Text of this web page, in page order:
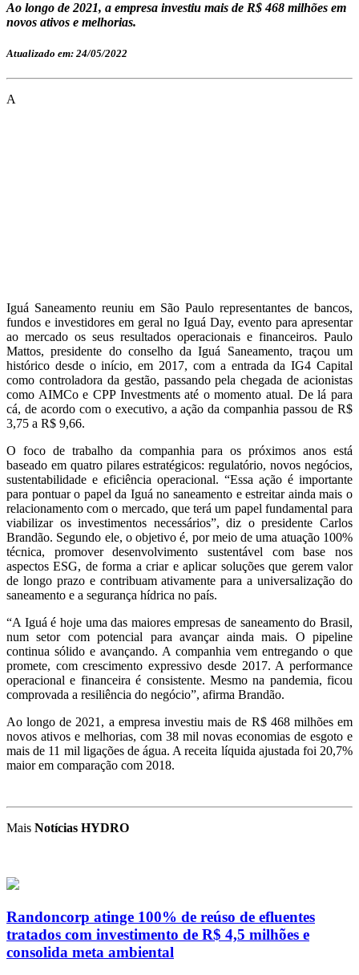
Ao longo de 2021, a empresa investiu mais de R$ 468 milhões em
novos ativos e melhorias.
Atualizado em: 24/05/2022
A
Iguá Saneamento reuniu em São Paulo representantes de bancos,
fundos e investidores em geral no Iguá Day, evento para apresentar
ao mercado os seus resultados operacionais e financeiros. Paulo
Mattos, presidente do conselho da Iguá Saneamento, traçou um
histórico desde o início, em 2017, com a entrada da IG4 Capital
como controladora da gestão, passando pela chegada de acionistas
como AIMCo e CPP Investments até o momento atual. De lá para
cá, de acordo com o executivo, a ação da companhia passou de R$
3,75 a R$ 9,66.
O foco de trabalho da companhia para os próximos anos está
baseado em quatro pilares estratégicos: regulatório, novos negócios,
sustentabilidade e eficiência operacional. “Essa ação é importante
para pontuar o papel da Iguá no saneamento e estreitar ainda mais o
relacionamento com o mercado, que terá um papel fundamental para
viabilizar os investimentos necessários”, diz o presidente Carlos
Brandão. Segundo ele, o objetivo é, por meio de uma atuação 100%
técnica, promover desenvolvimento sustentável com base nos
aspectos ESG, de forma a criar e aplicar soluções que gerem valor
de longo prazo e contribuam ativamente para a universalização do
saneamento e a segurança hídrica no país.
“A Iguá é hoje uma das maiores empresas de saneamento do Brasil,
num setor com potencial para avançar ainda mais. O pipeline
continua sólido e avançando. A companhia vem entregando o que
promete, com crescimento expressivo desde 2017. A performance
operacional e financeira é consistente. Mesmo na pandemia, ficou
comprovada a resiliência do negócio”, afirma Brandão.
Ao longo de 2021, a empresa investiu mais de R$ 468 milhões em
novos ativos e melhorias, com 38 mil novas economias de esgoto e
mais de 11 mil ligações de água. A receita líquida ajustada foi 20,7%
maior em comparação com 2018.
Mais Notícias HYDRO
Randoncorp atinge 100% de reúso de efluentes
tratados com investimento de R$ 4,5 milhões e
consolida meta ambiental